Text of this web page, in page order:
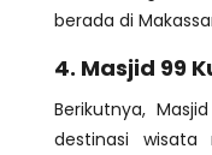
berada di
4. Masjid 99
Berikutnya,
destinasi